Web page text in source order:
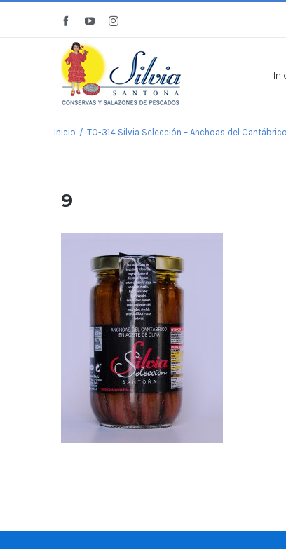
FacebookYouTubeInstagram
Inicio / TO-314 Silvia Selección – Anchoas del
9